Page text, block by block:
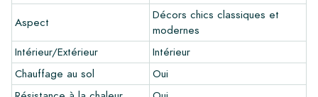
avec les autres couleurs de votre intérieur? Visitez notre
programme de conception via ce lien et laissez libre cours à
votre créativité.
Garantie
Aspect
Décors chics classiques et
modernes
Intérieur/Extérieur
Intérieur
Chauffage au sol
Oui